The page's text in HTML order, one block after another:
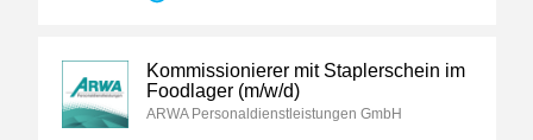
Kommissionierer mit Staplerschein im
Foodlager (m/w/d)
ARWA Personaldienstleistungen GmbH